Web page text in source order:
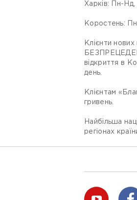
Харків: Пн-
Коростень:
Клієнти
відкриття в
день.
Клієнтам
гривень.
Найбільша
регіонах